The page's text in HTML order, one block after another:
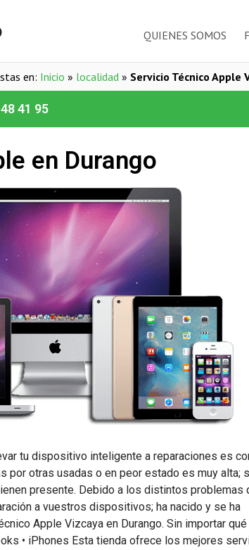
QUIENES SOMOS
en: Inicio » localidad» Servicio Técnico Apple
41 95
en Durango
tu dispositivo inteligente a reparaciones es
por otras usadas o en peor estado es muy alta;
presente. Debido a los distintos problemas
a vuestros dispositivos; ha nacido y se ha
Apple Vizcaya en Durango. Sin importar
• iPhones Esta tienda ofrece los mejores